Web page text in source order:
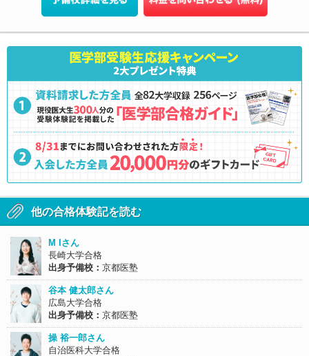
他の合格体験記を読む
M Iさん
長崎大学合格
出身予備校： 京都医塾
谷本 健太郎さん
広島大学合格
出身予備校： 京都医塾
操 裕一郎さん
自治医科大学合格